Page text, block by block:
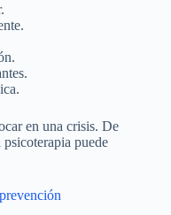
en una crisis. De
puede